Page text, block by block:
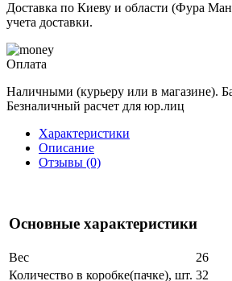
Доставка по Киеву и области (Фура
учета доставки.
Оплата
Наличными (курьеру или в магазине).
Безналичный расчет для юр.лиц
Характеристики
Описание
Отзывы (0)
Основные характеристики
Вес
26
Количество в коробке(пачке), шт. 32